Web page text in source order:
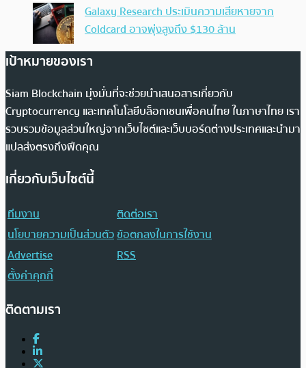
Galaxy Research ประเมินความเสียหายจาก
Coldcard อาจพุ่งสูงถึง $130 ล้าน
เป้าหมายของเรา
Siam Blockchain มุ่งมั่นที่จะช่วยนำเสนอสารเกี่ยวกับ
Cryptocurrency และเทคโนโลยีบล็อกเชนเพื่อคนไทย ในภาษาไทย เรา
รวบรวมข้อมูลส่วนใหญ่จากเว็บไซต์และเว็บบอร์ดต่างประเทศและนำมา
แปลส่งตรงถึงฟีดคุณ
เกี่ยวกับเว็บไซต์นี้
ทีมงาน
ติดต่อเรา
นโยบายความเป็นส่วนตัวข้อตกลงในการใช้งาน
Advertise
RSS
ตั้งค่าคุกกี้
ติดตามเรา